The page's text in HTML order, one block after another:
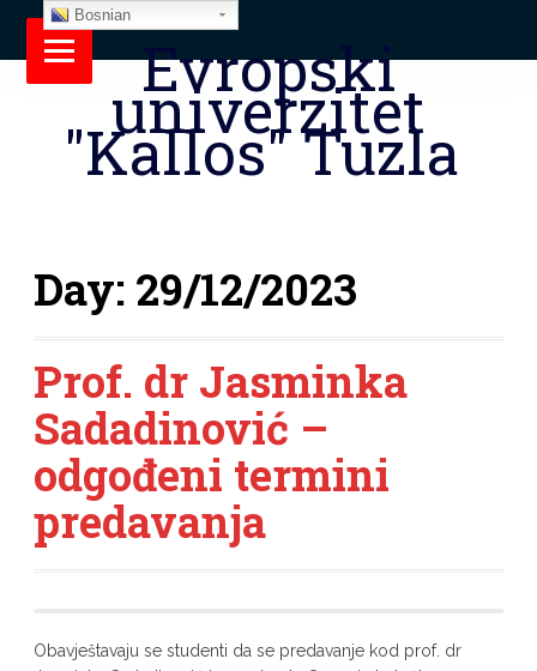
Evropski
univerzitet
"Kallos" Tuzla
Day: 29/12/2023
Prof. dr Jasminka
Sadadinović –
odgođeni termini
predavanja
Obavještavaju se studenti da se predavanje kod prof. dr
Bosnian